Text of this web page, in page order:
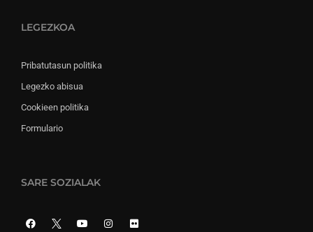
LEGEZKOA
Pribatutasun politika
Legezko abisua
Cookieen politika
Formulario
SARE SOZIALAK